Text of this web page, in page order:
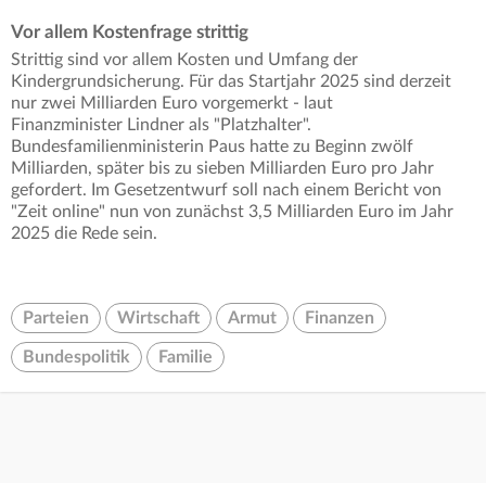
Vor allem Kostenfrage strittig
Strittig sind vor allem Kosten und Umfang der
Kindergrundsicherung. Für das Startjahr 2025 sind derzeit
nur zwei Milliarden Euro vorgemerkt - laut
Finanzminister Lindner als "Platzhalter".
Bundesfamilienministerin Paus hatte zu Beginn zwölf
Milliarden, später bis zu sieben Milliarden Euro pro Jahr
gefordert. Im Gesetzentwurf soll nach einem Bericht von
"Zeit online" nun von zunächst 3,5 Milliarden Euro im Jahr
2025 die Rede sein.
Parteien Wirtschaft Armut Finanzen
Bundespolitik Familie